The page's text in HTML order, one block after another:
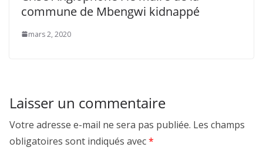
commune de Mbengwi kidnappé
mars 2, 2020
Laisser un commentaire
Votre adresse e-mail ne sera pas publiée. Les champs
obligatoires sont indiqués avec*